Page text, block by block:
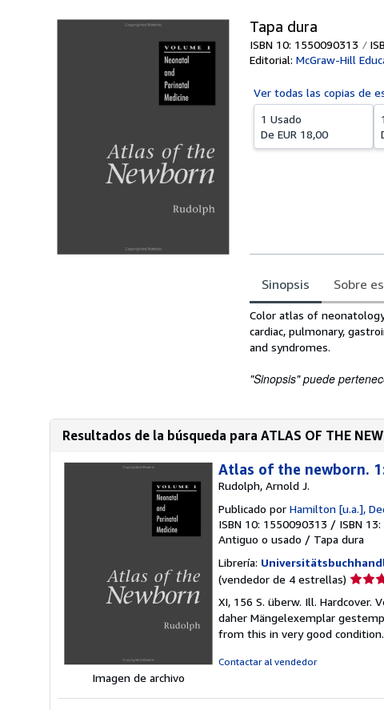
Tapa dura
ISBN 10: 1550090313
Editorial: McGraw-Hill
Ver todas las copias de
1 Usado
De EUR 18,00
Sinopsis Sobre
Sinopsis
Color atlas of
cardiac, pulmonary,
and syndromes.
"Sinopsis" puede
Resultados de la búsqueda para ATLAS OF THE
Imagen de archivo
Atlas of the newborn.
Rudolph, Arnold J.
Publicado por Hamilton [u.a.],
ISBN 10: 1550090313 / ISBN
Antiguo o usado / Tapa dura
Librería:
(vendedor de 4 estrellas)
4
de
XI, 156 S. überw. Ill. Hardcover.
daher Mängelexemplar
from this in very good condition.
Contactar al vendedor